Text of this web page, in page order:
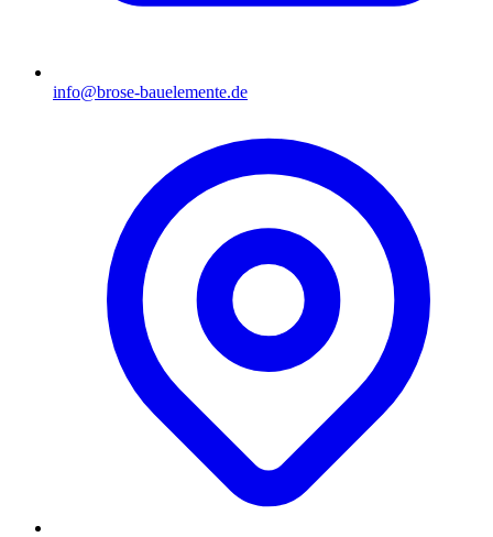
info@brose-bauelemente.de